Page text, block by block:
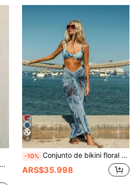
4
-10% Conjunto de bikini floral de 3 piezas para mujer con falda maxi de malla con estampado floral degradado. La falda maxi de malla con lazo crea un aspecto fresco y veraniego para vacaciones en la playa
ARS$35.998